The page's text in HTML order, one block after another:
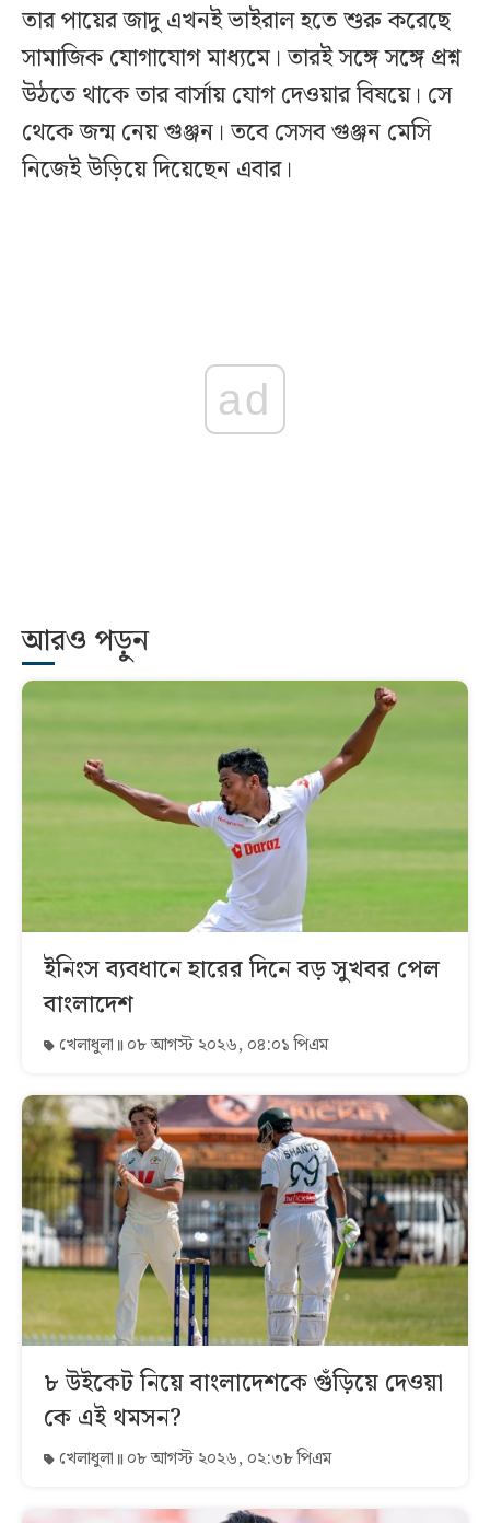
তার পায়ের জাদু এখনই ভাইরাল হতে শুরু করেছে
সামাজিক যোগাযোগ মাধ্যমে। তারই সঙ্গে সঙ্গে প্রশ্ন
উঠতে থাকে তার বার্সায় যোগ দেওয়ার বিষয়ে। সে
থেকে জন্ম নেয় গুঞ্জন। তবে সেসব গুঞ্জন মেসি
নিজেই উড়িয়ে দিয়েছেন এবার।
ad
আরও পড়ুন
ইনিংস ব্যবধানে হারের দিনে বড় সুখবর পেল
বাংলাদেশ
খেলাধুলা ০৮ আগস্ট ২০২৬, ০৪:০১ পিএম
৮ উইকেট নিয়ে বাংলাদেশকে গুঁড়িয়ে দেওয়া
কে এই থমসন?
খেলাধুলা ০৮ আগস্ট ২০২৬, ০২:৩৮ পিএম